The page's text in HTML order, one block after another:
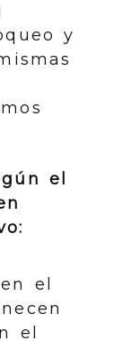
y
el
el
el